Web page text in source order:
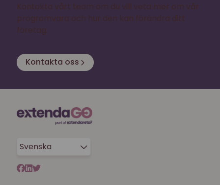
Kontakta vårt team om du vill veta mer om vår
programvara och hur den kan förändra ditt
företag.
Kontakta oss
Svenska